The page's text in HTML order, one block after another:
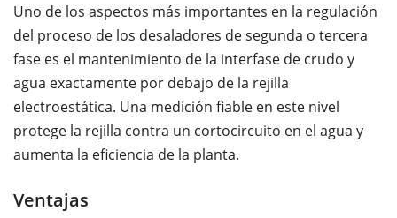
Uno de los aspectos más importantes en la regulación
del proceso de los desaladores de segunda o tercera
fase es el mantenimiento de la interfase de crudo y
agua exactamente por debajo de la rejilla
electroestática. Una medición fiable en este nivel
protege la rejilla contra un cortocircuito en el agua y
aumenta la eficiencia de la planta.
Ventajas